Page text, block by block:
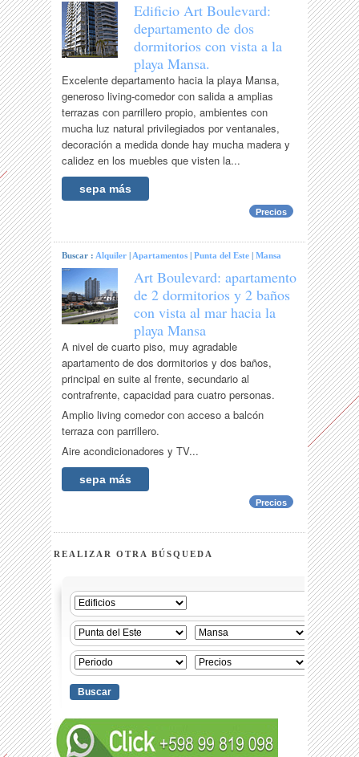
Edificio Art Boulevard:
departamento de dos
dormitorios con vista a la
playa Mansa.
Excelente departamento hacia la playa Mansa,
generoso living-comedor con salida a amplias
terrazas con parrillero propio, ambientes con
mucha luz natural privilegiados por ventanales,
decoración a medida donde hay mucha madera y
calidez en los muebles que visten la...
sepa más
Precios
Buscar : Alquiler | Apartamentos |Punta del Este |Mansa
Art Boulevard: apartamento
de 2 dormitorios y 2 baños
con vista al mar hacia la
playa Mansa
A nivel de cuarto piso, muy agradable
apartamento de dos dormitorios y dos baños,
principal en suite al frente, secundario al
contrafrente, capacidad para cuatro personas.
Amplio living comedor con acceso a balcón
terraza con parrillero.
Aire acondicionadores y TV...
sepa más
Precios
REALIZAR OTRA BÚSQUEDA